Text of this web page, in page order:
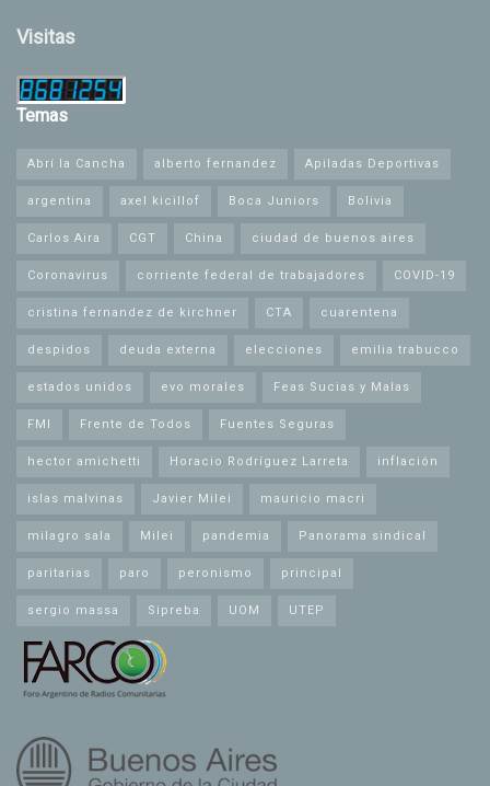
Visitas
Temas
Abrí la Cancha alberto fernandez Apiladas Deportivas
argentina axel kicillof Boca Juniors Bolivia
Carlos Aira CGT China ciudad de buenos aires
Coronavirus corriente federal de trabajadores COVID-19
cristina fernandez de kirchner CTA cuarentena
despidos deuda externa elecciones emilia trabucco
estados unidos evo morales Feas Sucias y Malas
FMI Frente de Todos Fuentes Seguras
hector amichetti Horacio Rodríguez Larreta inflación
islas malvinas Javier Milei mauricio macri
milagro sala Milei pandemia Panorama sindical
paritarias paro peronismo principal
sergio massa Sipreba UOM UTEP